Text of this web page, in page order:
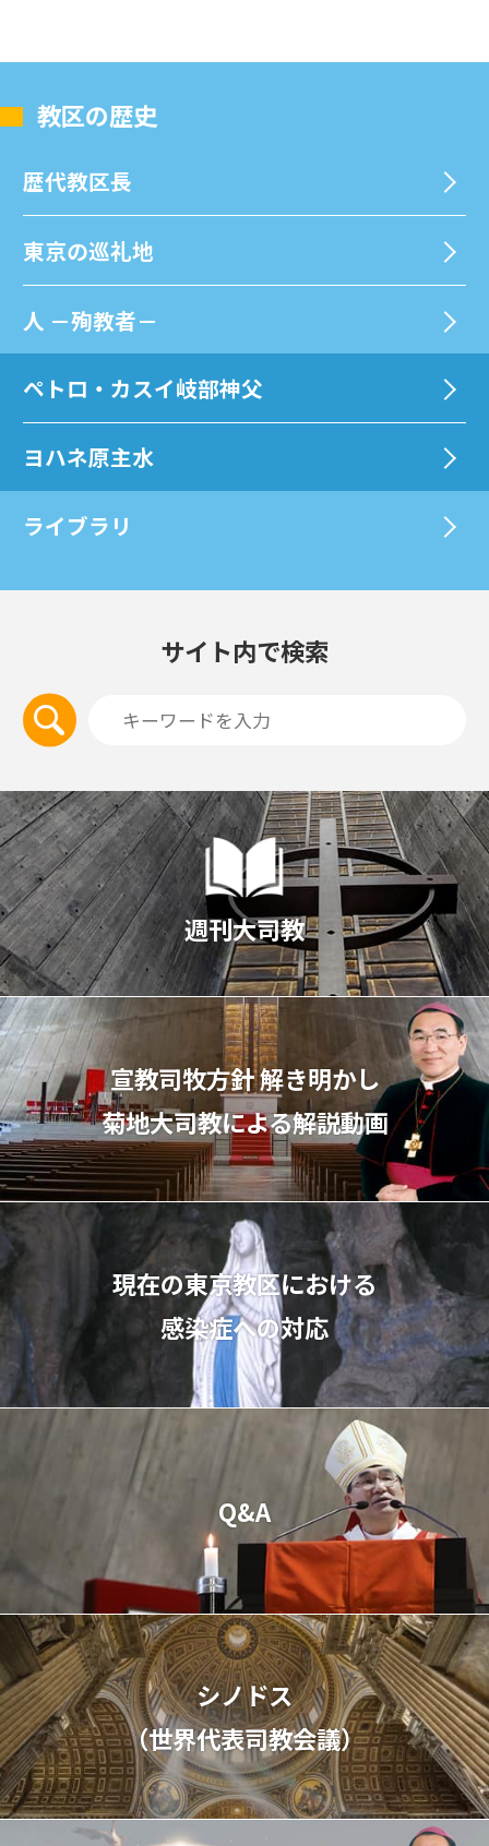
教区の歴史
歴代教区⻑
東京の巡礼地
⼈ －殉教者－
ペトロ・カスイ岐部神父
ヨハネ原主水
ライブラリ
サイト内で検索
週刊大司教
宣教司牧⽅針 解き明かし
菊地⼤司教による解説動画
現在の東京教区における
感染症への対応
Q&A
シノドス
（世界代表司教会議）